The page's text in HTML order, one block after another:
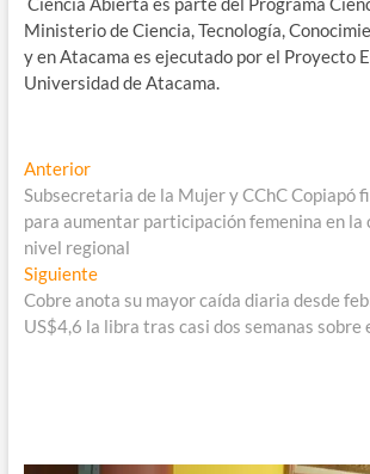
Ministerio de Ciencia, Tecnología,
y en Atacama es ejecutado por el Proyecto
Universidad de Atacama.
Navegación
de
entradas
AnteriorEntrada
anterior:
Subsecretaria de la Mujer y CChC Copiapó
para aumentar participación femenina en la
nivel regional
SiguienteEntrada
siguiente:
Cobre anota su mayor caída diaria desde
US$4,6 la libra tras casi dos semanas sobre